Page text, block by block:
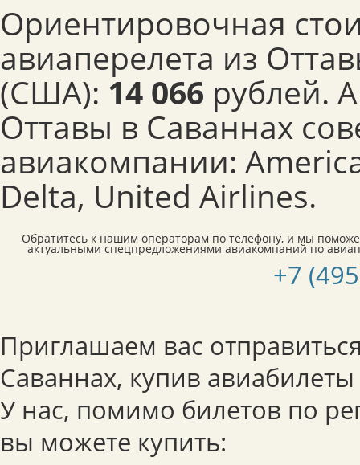
Ориентировочная
авиаперелета из
(США): 14 066 рублей.
Оттавы в Саваннах
авиакомпании:
Delta, United Airlines.
Обратитесь к нашим операторам по телефону, и мы
актуальными спецпредложениями авиакомпаний по
+7
Приглашаем вас
Саваннах, купив
У нас, помимо билетов по
вы можете купить: